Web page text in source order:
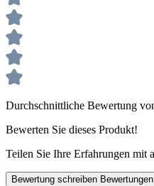
Durchschnittliche Bewertung
Bewerten Sie dieses Produkt!
Teilen Sie Ihre Erfahrungen mit
Bewertung schreiben